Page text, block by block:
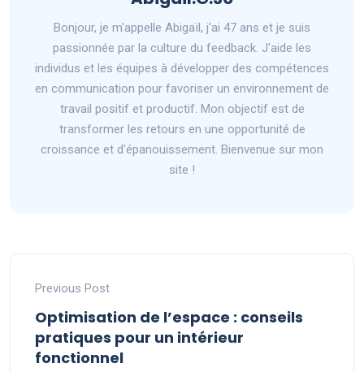
Bonjour, je m'appelle Abigaïl, j'ai 47 ans et je suis
passionnée par la culture du feedback. J'aide les
individus et les équipes à développer des compétences
en communication pour favoriser un environnement de
travail positif et productif. Mon objectif est de
transformer les retours en une opportunité de
croissance et d'épanouissement. Bienvenue sur mon
site !
Previous Post
Optimisation de l’espace : conseils
pratiques pour un intérieur
fonctionnel